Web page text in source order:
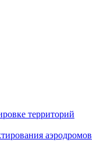
территорий
аэродромов